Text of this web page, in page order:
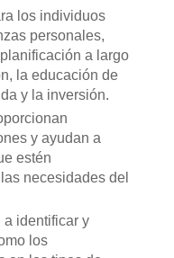
los individuos
personales,
a largo
la educación de
y la inversión.
y ayudan a
estén
necesidades del
a identificar y
los